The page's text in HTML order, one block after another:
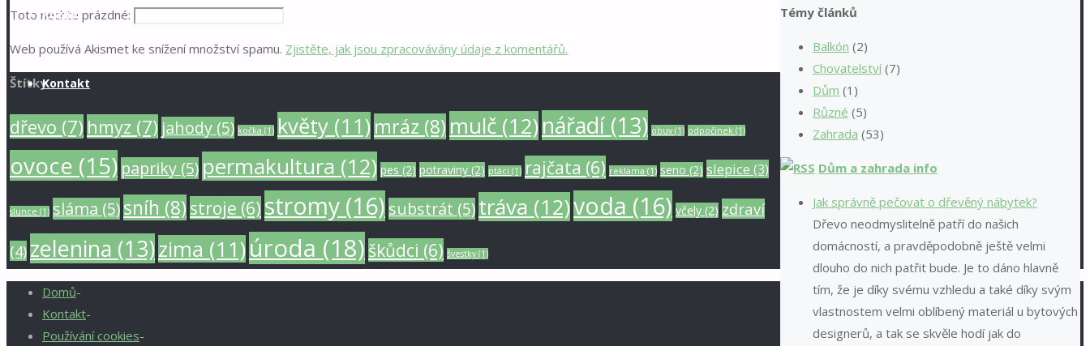
Různé
Kontakt
Toto nechte prázdné:
Web používá Akismet ke snížení množství spamu. Zjistěte, jak jsou zpracovávány údaje z komentářů.
Témy článků
Balkón (2)
Chovatelství(7)
Dům (1)
Různé (5)
Zahrada (53)
Dům a zahrada info
Jak správně pečovat o dřevěný nábytek?
Dřevo neodmyslitelně patří do našich
domácností, a pravděpodobně ještě velmi
dlouho do nich patřit bude. Je to dáno hlavně
tím, že je díky svému vzhledu a také díky svým
vlastnostem velmi oblíbený materiál u bytových
designerů, a tak se skvěle hodí jak do
Štítky
dřevo (7) hmyz (7) jahody (5) kočka (1) květy (11) mráz (8) mulč (12)nářadí (13) obuv (1) odpočinek (1)
ovoce (15) papriky (5) permakultura (12) pes (2) potraviny (2) ptáci (1) rajčata (6) reklama (1) seno (2) slepice (3)
slunce (1) sláma (5)sníh (8) stroje (6) stromy (16) substrát (5)tráva (12)voda (16) včely (2) zdraví
(4) zelenina (13)zima (11) úroda (18) škůdci (6) švestky (1)
Domů-
Kontakt-
Používání cookies-